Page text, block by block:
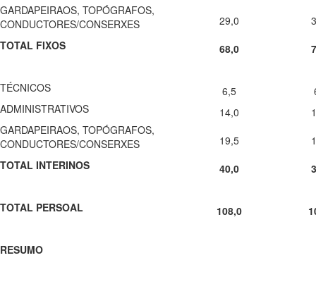
GARDAPEIRAOS, TOPÓGRAFOS,
CONDUCTORES/CONSERXES
29,0
TOTAL FIXOS
68,0
TÉCNICOS 6,5
ADMINISTRATIVOS
14,0
GARDAPEIRAOS, TOPÓGRAFOS,
CONDUCTORES/CONSERXES
19,5
TOTAL INTERINOS
40,0
TOTAL PERSOAL 108,0
RESUMO